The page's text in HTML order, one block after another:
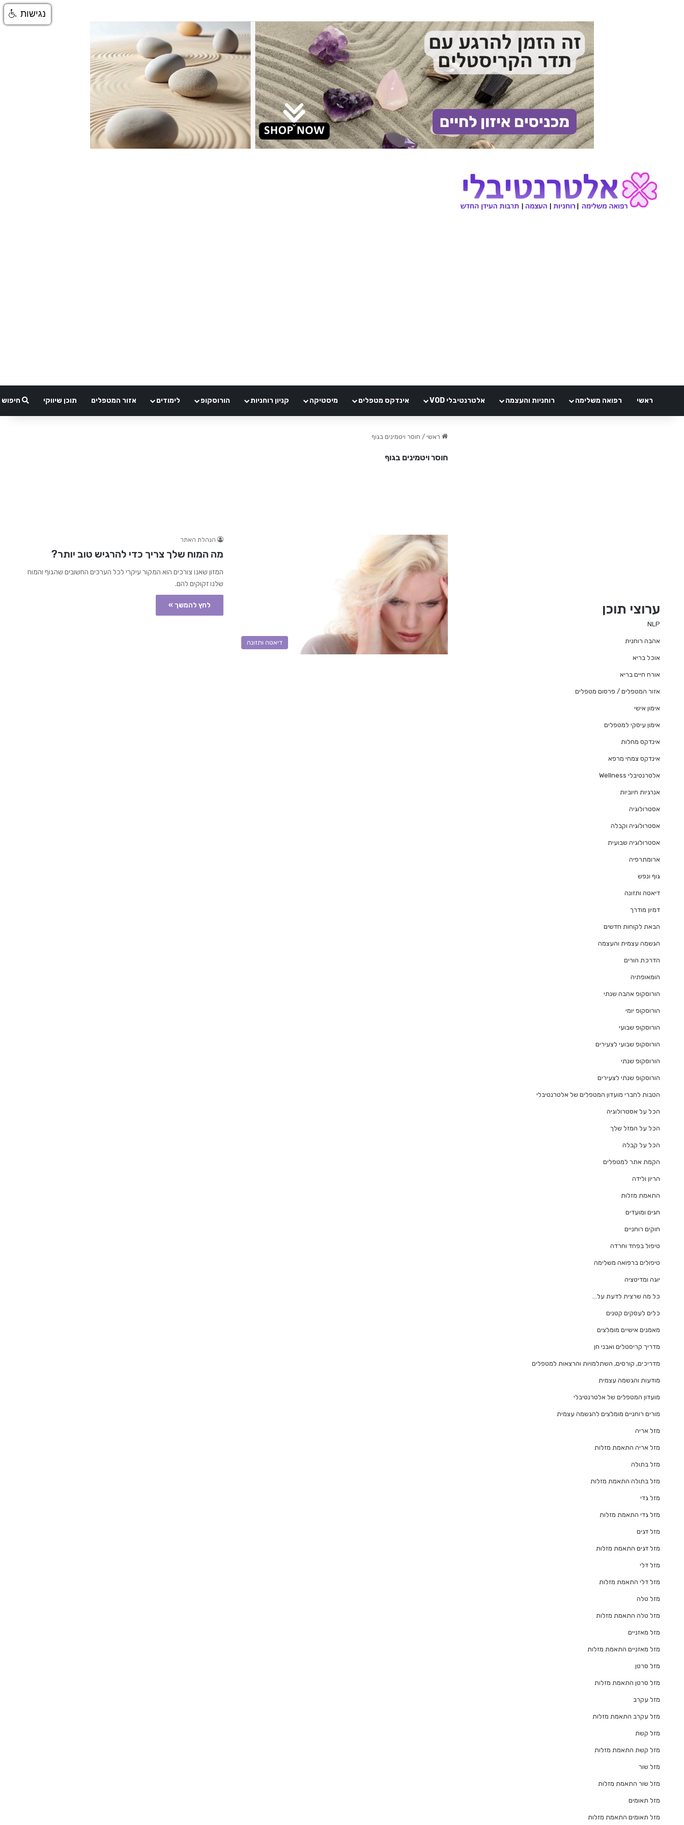
ראשי רפואה משלימה רוחניות והעצמה אלטרנטיבלי VOD אינדקס מטפלים מיסטיקה קניון רוחניות הורוסקופ לימודים אזור המטפלים תוכן שיווקי חיפוש
ראשי / חוסר ויטמינים בגוף
חוסר ויטמינים בגוף
דיאטה ותזונה
הנהלת האתר
מה המוח שלך צריך כדי להרגיש טוב יותר?
המזון שאנו צורכים הוא המקור עיקרי לכל הערכים החשובים שהגוף והמוח
שלנו זקוקים להם.
לחץ להמשך » ערוצי תוכן
NLP
אהבה רוחנית
אוכל בריא
אורח חיים בריא
אזור המטפלים / פרסום מטפלים
אימון אישי
אימון עיסקי למטפלים
אינדקס מחלות
אינדקס צמחי מרפא
אלטרנטיבלי Wellness
אנרגיות חיוביות
אסטרולוגיה
אסטרולוגיה וקבלה
אסטרולוגיה שבועית
ארומתרפיה
גוף ונפש
דיאטה ותזונה
דמיון מודרך
הבאת לקוחות חדשים
הגשמה עצמית והעצמה
הדרכת הורים
הומאופתיה
הורוסקופ אהבה שנתי
הורוסקופ יומי
הורוסקופ שבועי
הורוסקופ שבועי לצעירים
הורוסקופ שנתי
הורוסקופ שנתי לצעירים
הטבות לחברי מועדון המטפלים של אלטרנטיבלי
הכל על אסטרולוגיה
הכל על המזל שלך
הכל על קבלה
הקמת אתר למטפלים
הריון ולידה
התאמת מזלות
חגים ומועדים
חוקים רוחניים
טיפול בפחד וחרדה
טיפולים ברפואה משלימה
יוגה ומדיטציה
כל מה שרצית לדעת על…
כלים לעסקים קטנים
מאמנים אישיים מומלצים
מדריך קריסטלים ואבני חן
מדריכים, קורסים, השתלמויות והרצאות למטפלים
מודעות והגשמה עצמית
מועדון המטפלים של אלטרנטיבלי
מורים רוחניים מומלצים להגשמה עצמית
מזל אריה
מזל אריה התאמת מזלות
מזל בתולה
מזל בתולה התאמת מזלות
מזל גדי
מזל גדי התאמת מזלות
מזל דגים
מזל דגים התאמת מזלות
מזל דלי
מזל דלי התאמת מזלות
מזל טלה
מזל טלה התאמת מזלות
מזל מאזניים
מזל מאזניים התאמת מזלות
מזל סרטן
מזל סרטן התאמת מזלות
מזל עקרב
מזל עקרב התאמת מזלות
מזל קשת
מזל קשת התאמת מזלות
מזל שור
מזל שור התאמת מזלות
מזל תאומים
מזל תאומים התאמת מזלות
נגישות